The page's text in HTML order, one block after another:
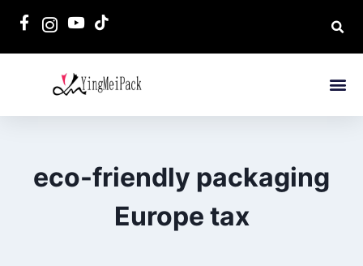
eco-friendly packaging
Europe tax